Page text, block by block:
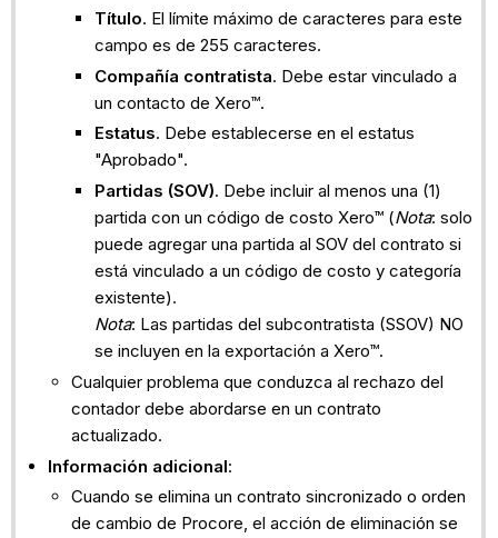
Título. El límite máximo de caracteres para este
campo es de 255 caracteres.
Compañía contratista. Debe estar vinculado a
un contacto de Xero™.
Estatus. Debe establecerse en el estatus
"Aprobado".
Partidas (SOV). Debe incluir al menos una (1)
partida con un código de costo Xero™ (Nota: solo
puede agregar una partida al SOV del contrato si
está vinculado a un código de costo y categoría
existente).
Nota: Las partidas del subcontratista (SSOV) NO
se incluyen en la exportación a Xero™.
Cualquier problema que conduzca al rechazo del
contador debe abordarse en un contrato
actualizado.
Información adicional:
Cuando se elimina un contrato sincronizado o orden
de cambio de Procore, el acción de eliminación se